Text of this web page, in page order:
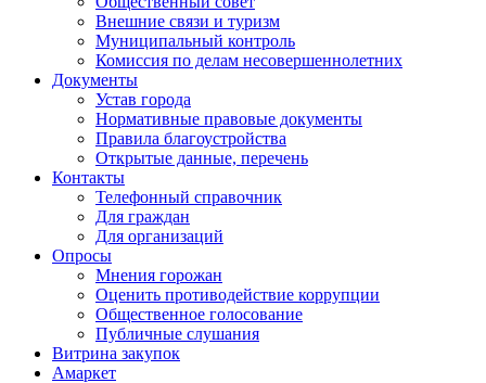
Внешние связи и туризм
Муниципальный контроль
Комиссия по делам несовершеннолетних
Документы
Устав города
Нормативные правовые документы
Правила благоустройства
Открытые данные, перечень
Контакты
Телефонный справочник
Для граждан
Для организаций
Опросы
Мнения горожан
Оценить противодействие коррупции
Общественное голосование
Публичные слушания
Витрина закупок
Амаркет